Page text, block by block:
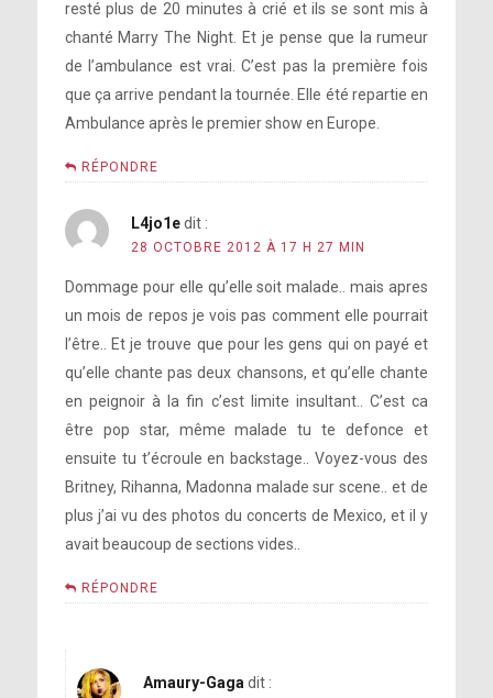
resté plus de 20 minutes à crié et ils se sont mis à
chanté Marry The Night. Et je pense que la rumeur
de l’ambulance est vrai. C’est pas la première fois
que ça arrive pendant la tournée. Elle été repartie en
Ambulance après le premier show en Europe.
RÉPONDRE
L4jo1e dit :
28 OCTOBRE 2012 À 17 H 27 MIN
Dommage pour elle qu’elle soit malade.. mais apres
un mois de repos je vois pas comment elle pourrait
l’être.. Et je trouve que pour les gens qui on payé et
qu’elle chante pas deux chansons, et qu’elle chante
en peignoir à la fin c’est limite insultant.. C’est ca
être pop star, même malade tu te defonce et
ensuite tu t’écroule en backstage.. Voyez-vous des
Britney, Rihanna, Madonna malade sur scene.. et de
plus j’ai vu des photos du concerts de Mexico, et il y
avait beaucoup de sections vides..
RÉPONDRE
Amaury-Gaga dit :